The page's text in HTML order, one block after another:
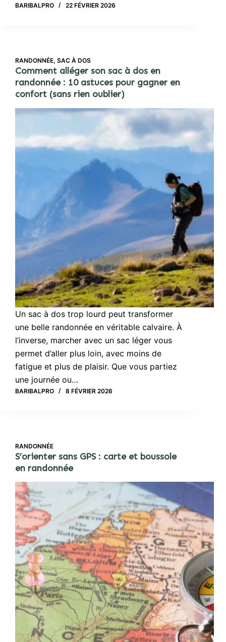
BARIBALPRO 22 FÉVRIER 2026
RANDONNÉE, SAC À DOS
Comment alléger son sac à dos en
randonnée : 10 astuces pour gagner en
confort (sans rien oublier)
Un sac à dos trop lourd peut transformer
une belle randonnée en véritable calvaire. À
l’inverse, marcher avec un sac léger vous
permet d’aller plus loin, avec moins de
fatigue et plus de plaisir. Que vous partiez
une journée ou…
BARIBALPRO 8 FÉVRIER 2026
RANDONNÉE
S’orienter sans GPS : carte et boussole
en randonnée